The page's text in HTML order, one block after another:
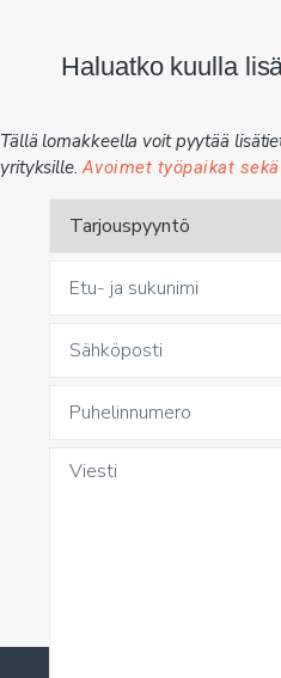
Haluatko kuulla
Tällä lomakkeella voit pyytää
yrityksille.Avoimet työpaikat